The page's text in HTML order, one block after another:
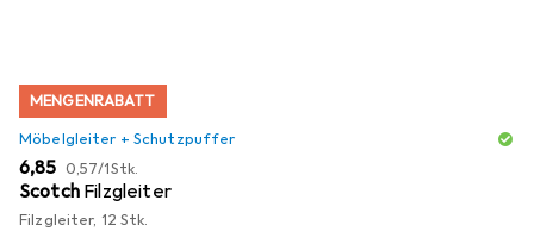
MENGENRABATT
Möbelgleiter + Schutzpuffer
EUR
6,85 EUR
0,57/1Stk.
Scotch Filzgleiter
Filzgleiter, 12 Stk.